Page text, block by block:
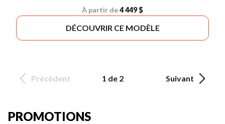
À partir de4 449 $
DÉCOUVRIR CE MODÈLE
Précédent 1 de 2 Suivant
PROMOTIONS